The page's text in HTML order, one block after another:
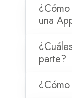
una
parte?